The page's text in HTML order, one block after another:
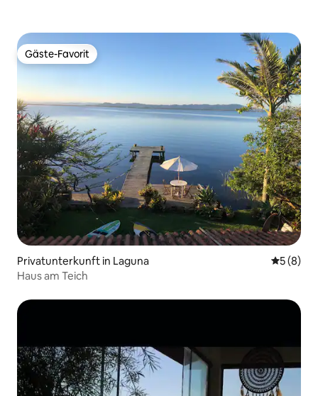
Gäste-Favorit
Gäste-Favorit
Privatunterkunft in Laguna
5 (8)
Haus am Teich